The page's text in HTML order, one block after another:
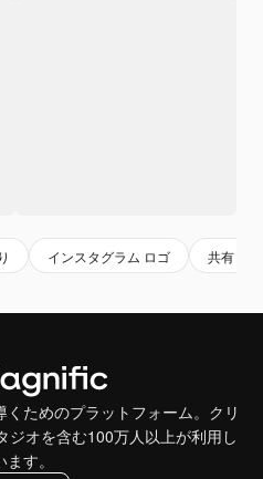
インスタグラム ロゴ 共有
ためのプラットフォーム。クリ
ジオを含む100万人以上が利用し
ます。